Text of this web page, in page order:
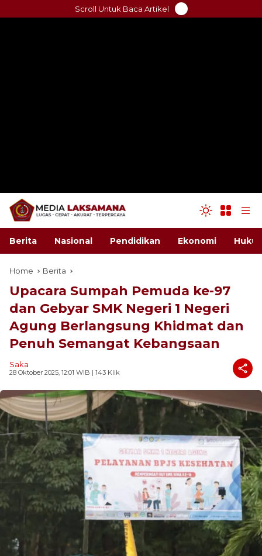
to
Scroll Untuk Baca Artikel
Berita Nasional Pendidikan Ekonomi
Home Berita
Upacara Sumpah Pemuda ke-97
dan Gebyar SMK Negeri 1 Negeri
Agung Berlangsung Khidmat dan
Penuh Semangat Kebangsaan
Saka
28 Oktober 2025, 12:01 WIB | 143 Klik